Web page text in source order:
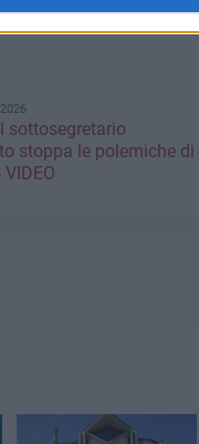
sottosegretario
stoppa le polemiche di